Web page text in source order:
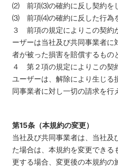
⑵ 前項⑶の確約に反し契約を
⑶ 前項⑷の確約に反した行為
３ 前項の規定によりこの契約
ーザーは当社及び共同事業者に
者が被った損害を賠償するもの
４ 第２項の規定によりこの契
ユーザーは、解除により生じる
同事業者に対し一切の請求を行
第15条（本規約の変更）
当社及び共同事業者は、当社及
た場合は、本規約を変更できる
更する場合、変更後の本規約の